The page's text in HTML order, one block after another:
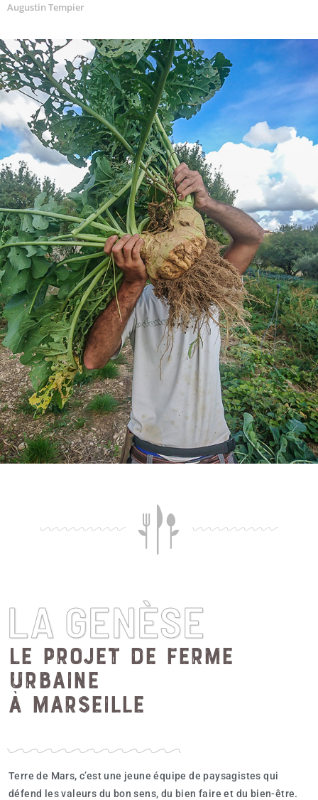
Augustin Tempier
LA GENÈSE
Le projet de ferme
urbaine
à Marseille
Terre de Mars, c’est une jeune équipe de paysagistes qui
défend les valeurs du bon sens, du bien faire et du bien-être.